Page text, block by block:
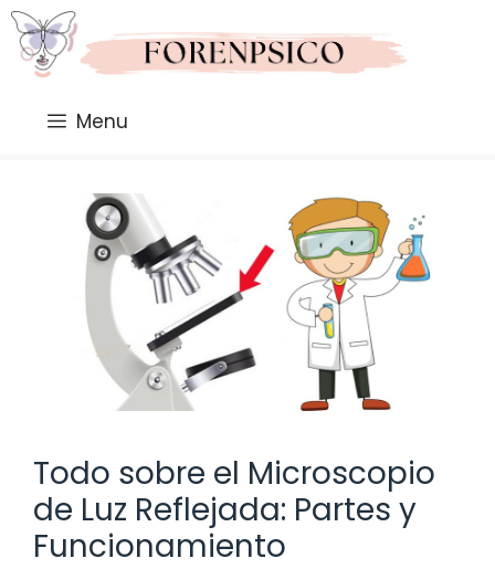
Saltar
al
contenido
Menu
Todo sobre el Microscopio
de Luz Reflejada: Partes y
Funcionamiento